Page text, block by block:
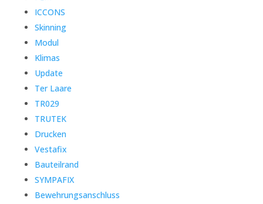
ICCONS
Skinning
Modul
Klimas
Update
Ter Laare
TR029
TRUTEK
Drucken
Vestafix
Bauteilrand
SYMPAFIX
Bewehrungsanschluss